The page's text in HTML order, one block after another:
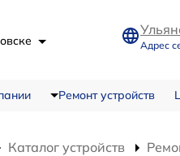
Адрес
Ремонт устройств
Каталог устройств